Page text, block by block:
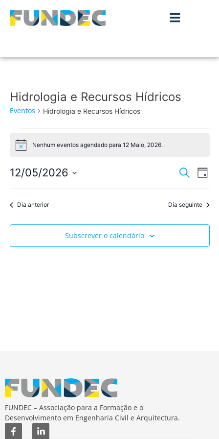
Hidrologia e Recursos Hídricos
Eventos Hidrologia e Recursos Hídricos
Aviso Nenhum eventos agendado para 12 Maio, 2026.
de
e
Pesquisar
de
de
Dia
12/05/2026
a
data.Dia anterior Dia seguinte
Subscrever o calendário
FUNDEC – Associação para a Formação e o
Desenvolvimento em Engenharia Civil e Arquitectura.